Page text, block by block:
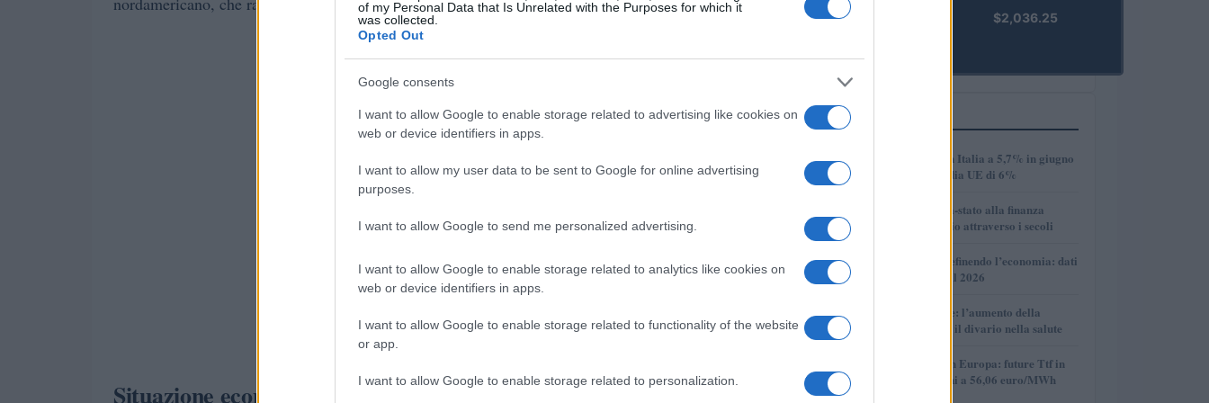
of my Personal Data that Is Unrelated with the Purposes for which it
was collected.
Opted Out
Google consents
I want to allow Google to enable storage related to advertising like cookies on
web or device identifiers in apps.
I want to allow my user data to be sent to Google for online advertising
purposes.
I want to allow Google to send me personalized advertising.
I want to allow Google to enable storage related to analytics like cookies on
web or device identifiers in apps.
I want to allow Google to enable storage related to functionality of the website
or app.
I want to allow Google to enable storage related to personalization.
Situazione economica e industriale in Italia
PRIME)
$2,036.25
PIÙ LETTI
1
Disoccupazione in Italia a 5,7% in giugno
2026, sotto la media UE di 6%
2
Dalle antiche città-stato alla finanza
globale: un viaggio attraverso i secoli
3
Come l’IA sta ridefinendo l’economia: dati
e prospettive per il 2026
4
Longevità globale: l’aumento della
speranza di vita e il divario nella salute
5
Mercato del gas in Europa: future Ttf in
discesa, quotazioni a 56,06 euro/MWh